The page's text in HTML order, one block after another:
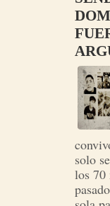
solo
los 70